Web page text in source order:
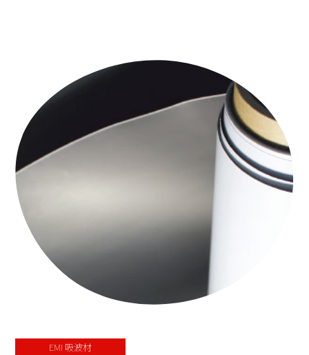
低頻防磁合金吸波材
無線充電吸波材
NFC / RFID 吸波材
EMI 吸波材
角錐吸波泡綿
純銀導電漆
EMI 吸波材